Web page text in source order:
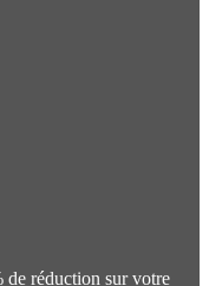
de réduction sur votre